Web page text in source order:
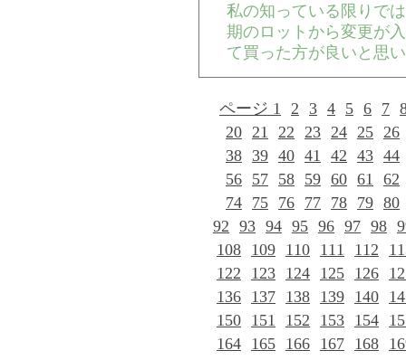
私の知っている限りで
期のロットから変更が
て買った方が良いと思
ページ 1 2 3 4 5 6 7
20 21 22 23 24 25 26
38 39 40 41 42 43 44
56 57 58 59 60 61 62
74 75 76 77 78 79 80
92 93 94 95 96 97 98
108 109 110 111 112
122
123 124 125 126
136 137 138 139 140
150 151 152 153 154
164 165 166 167 168